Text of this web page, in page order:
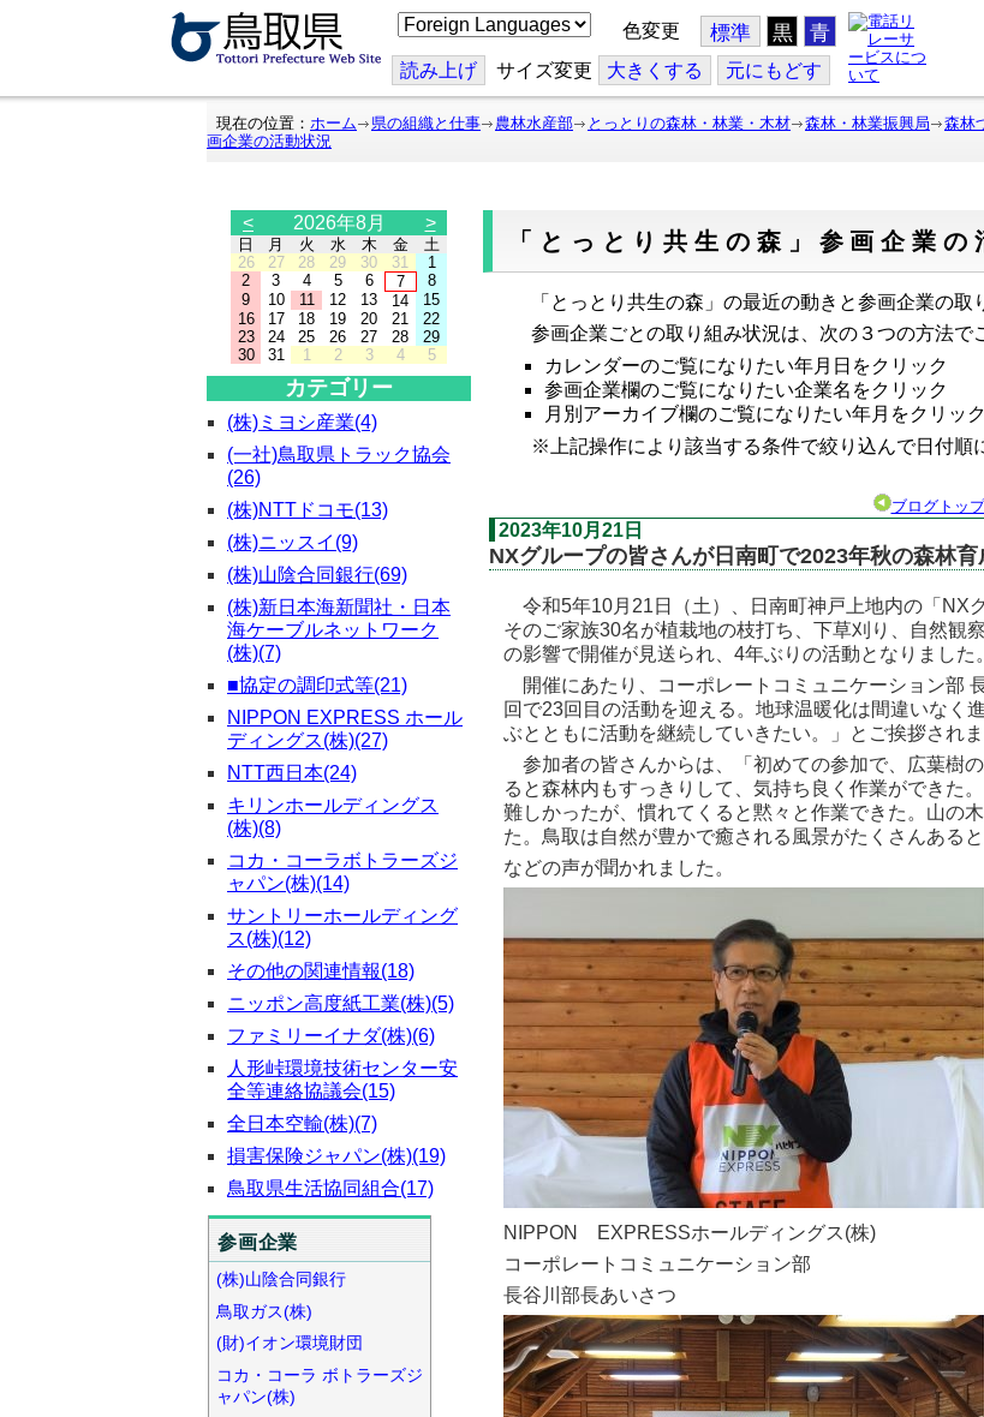
こ
の
ジ
を
翻
色変更 標準 黒 青
読み上げ サイズ変更 大きくする 元にもどす
現在の位置： ホーム 県の組織と仕事 農林水産部 とっとりの森林・林業・木材 森林・林業振興局 森林
画企業の活動状況
< 2026年8月 >
日 月 火 水 木 金
土
26
27 28 29 30 31
1
2
3 4 5 6 7
8
9
10 11 12 13 14
15
16
17 18 19 20 21
22
23
24 25 26 27 28
29
30
31 1 2 3 4 5
カテゴリー
(株)ミヨシ産業(4)
(一社)鳥取県トラック協会
(26)
(株)NTTドコモ(13)
(株)ニッスイ(9)
(株)山陰合同銀行(69)
(株)新日本海新聞社・日本
海ケーブルネットワーク
(株)(7)
■協定の調印式等(21)
NIPPON EXPRESS ホール
ディングス(株)(27)
NTT西日本(24)
キリンホールディングス
(株)(8)
コカ・コーラボトラーズジ
ャパン(株)(14)
サントリーホールディング
ス(株)(12)
その他の関連情報(18)
ニッポン高度紙工業(株)(5)
ファミリーイナダ(株)(6)
人形峠環境技術センター安
全等連絡協議会(15)
全日本空輸(株)(7)
損害保険ジャパン(株)(19)
鳥取県生活協同組合(17)
参画企業
(株)山陰合同銀行
鳥取ガス(株)
(財)イオン環境財団
コカ・コーラ ボトラーズジ
ャパン(株)
「とっとり共生の森」参画企業の
「とっとり共生の森」の最近の動きと参画企業の取
参画企業ごとの取り組み状況は、次の３つの方法で
カレンダーのご覧になりたい年月日をクリック
参画企業欄のご覧になりたい企業名をクリック
月別アーカイブ欄のご覧になりたい年月をクリック
※上記操作により該当する条件で絞り込んで日付順
ブログトッ
2023年10月21日
NXグループの皆さんが日南町で2023年秋の森林
令和5年10月 21 日（土）、日南町神戸上地内の「 NX
そのご家族30名が植栽地の枝打ち、下草刈り、自然観
の影響で開催が見送られ、 4年ぶりの活動となりました。
開催にあたり、コーポレートコミュニケーション部
回で23回目の活動を迎える。地球温暖化は間違いなく
ぶとともに活動を継続していきたい。」とご挨拶されま
参加者の皆さんからは、「初めての参加で、広葉樹
ると森林内もすっきりして、気持ち良く作業ができた
難しかったが、慣れてくると黙々と作業できた。山の
た。鳥取は自然が豊かで癒される風景がたくさんあると
などの声が聞かれました。
NIPPON
EXPRESSホールディングス(株)
コーポレートコミュニケーション部
長谷川部長あいさつ